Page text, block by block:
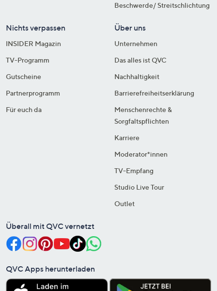
Beschwerde/ Streitschlichtung
Nichts verpassen
INSIDER Magazin
TV-Programm
Gutscheine
Partnerprogramm
Für euch da
Über uns
Unternehmen
Das alles ist QVC
Nachhaltigkeit
Barrierefreiheitserklärung
Menschenrechte &
Sorgfaltspflichten
Karriere
Moderator*innen
TV-Empfang
Studio Live Tour
Outlet
Überall mit QVC vernetzt
QVC Apps herunterladen